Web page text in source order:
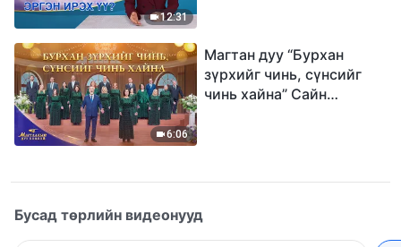
12:31
6:06
Магтан дуу “Бурхан
зүрхийг чинь, сүнсийг
чинь хайна” Сайн
Бусад төрлийн видеонууд